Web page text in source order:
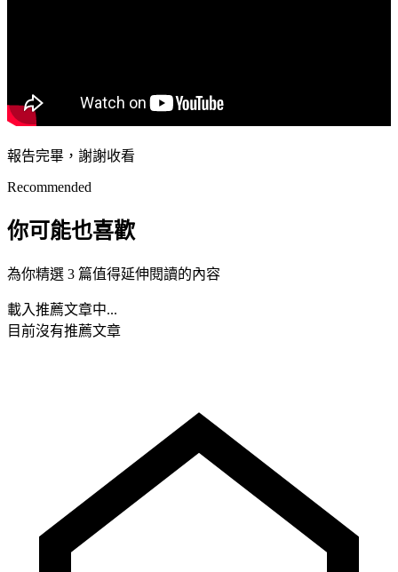
報告完畢，謝謝收看
Recommended
你可能也喜歡
為你精選 3 篇值得延伸閱讀的內容
載入推薦文章中...
目前沒有推薦文章